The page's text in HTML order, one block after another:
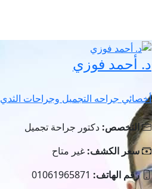
د. أحمد فوزي
أخصائي جراحه التجميل وجراحات الثدي
التخصص: دكتور جراحة تجميل
سعر الكشف: غير متاح
رقم الهاتف: 01061965871